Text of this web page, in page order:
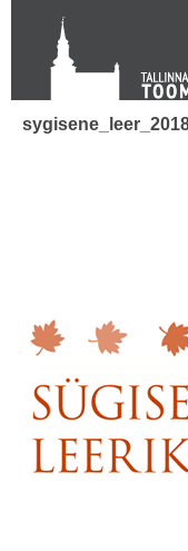
Toom-Kooli 6, 10130
tallinna.toom
+372 644 4140